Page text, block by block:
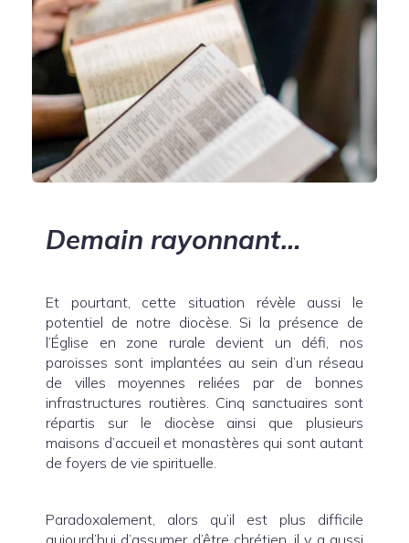
Demain rayonnant…
Et pourtant, cette situation révèle aussi le
potentiel de notre diocèse. Si la présence de
l’Église en zone rurale devient un défi, nos
paroisses sont implantées au sein d’un réseau
de villes moyennes reliées par de bonnes
infrastructures routières. Cinq sanctuaires sont
répartis sur le diocèse ainsi que plusieurs
maisons d’accueil et monastères qui sont autant
de foyers de vie spirituelle.
Paradoxalement, alors qu’il est plus difficile
aujourd’hui d’assumer d’être chrétien, il y a aussi